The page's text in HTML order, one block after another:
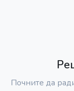
Почните да